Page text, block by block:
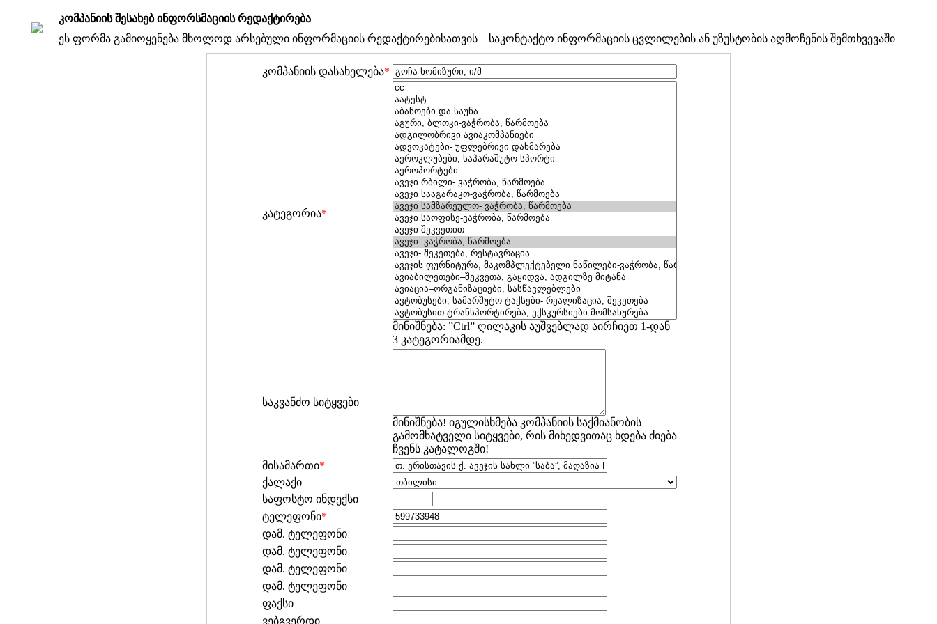
კომპანიის შესახებ ინფორსმაციის რედაქტირება
ეს ფორმა გამიოყენება მხოლოდ არსებული ინფორმაციის რედაქტირებისათვის – საკონტაქტო ინფორმაციის ცვლილების ან უზუსტობის აღმოჩენის შემთხვევაში
კომპანიის დასახელება*
კატეგორია*
მინიშნება: ”Ctrl” ღილაკის აუშვებლად აირჩიეთ 1-დან
3 კატეგორიამდე.
საკვანძო სიტყვები
მინიშნება! იგულისხმება კომპანიის საქმიანობის
გამომხატველი სიტყვები, რის მიხედვითაც ხდება ძიება
ჩვენს კატალოგში!
მისამართი*
ქალაქი
საფოსტო ინდექსი
ტელეფონი*
დამ. ტელეფონი
დამ. ტელეფონი
დამ. ტელეფონი
დამ. ტელეფონი
ფაქსი
ვებგვერდი